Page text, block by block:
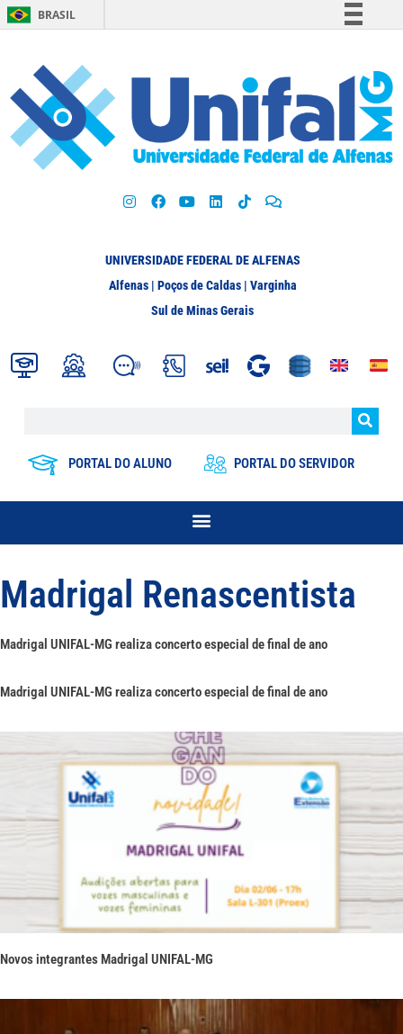
BRASIL
Participe
Acesso à informação
Legislação
UNIVERSIDADE FEDERAL DE ALFENAS
Alfenas | Poços de Caldas | Varginha
Sul de Minas Gerais
PORTAL DO ALUNO PORTAL DO SERVIDOR
Madrigal Renascentista
Madrigal UNIFAL-MG realiza concerto especial de final de ano
Madrigal UNIFAL-MG realiza concerto especial de final de ano
Novos integrantes Madrigal UNIFAL-MG